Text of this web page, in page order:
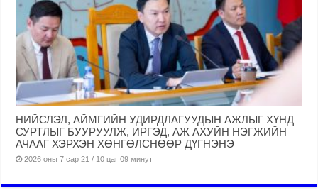
НИЙСЛЭЛ, АЙМГИЙН УДИРДЛАГУУДЫН АЖЛЫГ ХҮНД
СУРТЛЫГ БУУРУУЛЖ, ИРГЭД, АЖ АХУЙН НЭГЖИЙН
АЧААГ ХЭРХЭН ХӨНГӨЛСНӨӨР ДҮГНЭНЭ
2026 оны 7 сар 21 / 10 цаг 09 минут